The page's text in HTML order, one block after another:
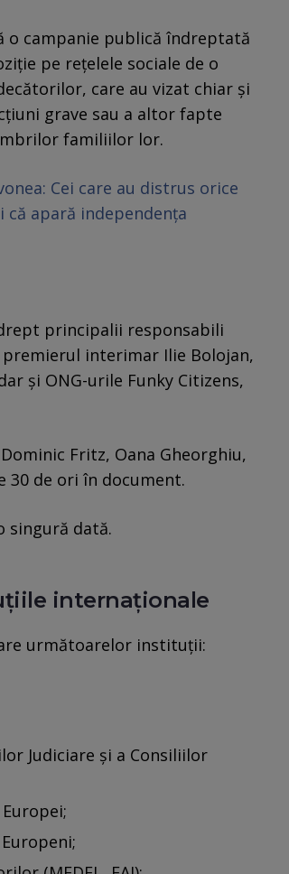
o campanie publică îndreptată
pe rețelele sociale de o
care au vizat chiar și
grave sau a altor fapte
familiilor lor.
Cei care au distrus orice
apară independența
principalii responsabili
interimar Ilie Bolojan,
și ONG-urile Funky Citizens,
Fritz, Oana Gheorghiu,
30 de ori în document.
singură dată.
internaționale
următoarelor instituții:
Judiciare și a Consiliilor